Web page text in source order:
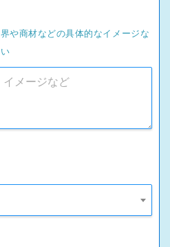
や商材などの具体的なイメージな